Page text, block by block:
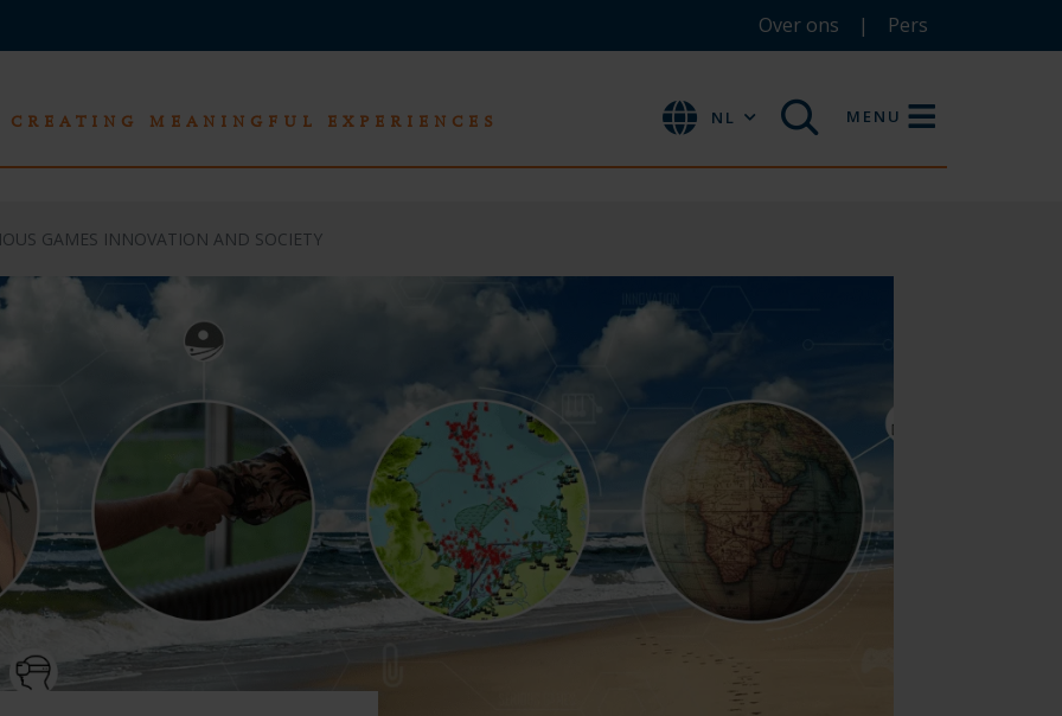
Over ons Pers
CREATING MEANINGFUL EXPERIENCES NL MENU
GAMES INNOVATION AND SOCIETY